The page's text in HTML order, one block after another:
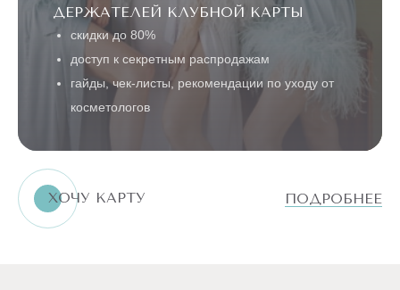
ДЕРЖАТЕЛЕЙ КЛУБНОЙ КАРТЫ
скидки до 80%
доступ к секретным распродажам
гайды, чек-листы, рекомендации по уходу от
косметологов
ХОЧУ КАРТУ ПОДРОБНЕЕ